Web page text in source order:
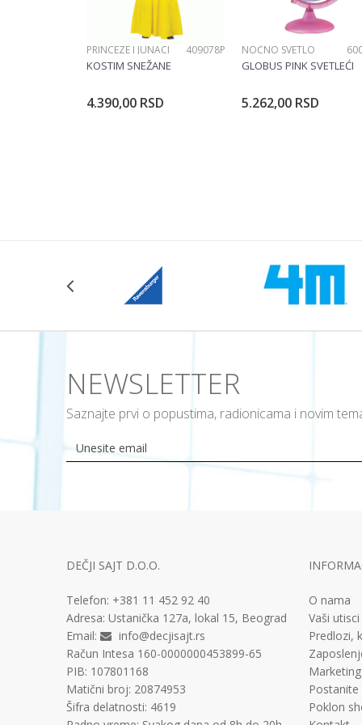
PRINCEZE I JUNACI 409078P
KOSTIM SNEŽANE
4.390,00 RSD
NOĆNO SVETLO
GLOBUS PINK SVETLEĆI
5.262,00 RSD
NEWSLETTER
Saznajte prvi o popustima, radionicama i novim
DEČJI SAJT D.O.O.
Telefon: +381 11 452 92 40
Adresa: Ustanička 127a, lokal 15, Beograd
Email:
info@decjisajt.rs
Račun Intesa 160-0000000453899-65
PIB: 107801168
Matični broj: 20874953
Šifra delatnosti: 4619
O nama
Vaši utisci
Predlozi,
Marketing
Poklon